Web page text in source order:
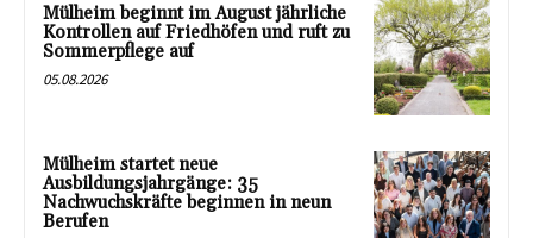
Mülheim beginnt im August jährliche
Kontrollen auf Friedhöfen und ruft zu
Sommerpflege auf
05.08.2026
Mülheim startet neue
Ausbildungsjahrgänge: 35
Nachwuchskräfte beginnen in neun
Berufen